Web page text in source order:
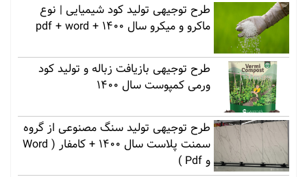
طرح توجیهی تولید کود شیمیایی | نوع
ماکرو و میکرو سال 1400 + pdf + word
طرح توجیهی بازیافت زباله و تولید کود
ورمی کمپوست سال 1400
طرح توجیهی تولید سنگ مصنوعی از گروه
سمنت پلاست سال 1400 + کامفار ( Word
و Pdf )